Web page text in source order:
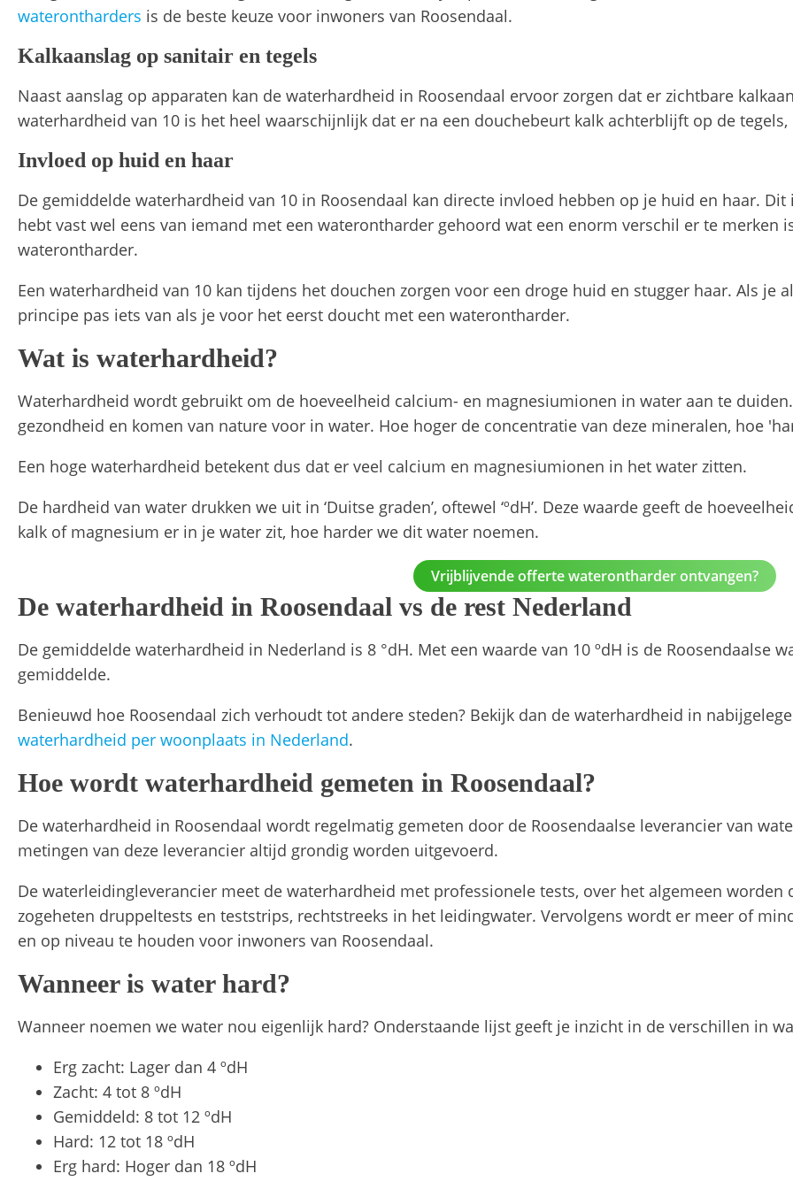
waterontharders is de beste keuze voor inwoners van Roosendaal.
Kalkaanslag op sanitair en tegels
Naast aanslag op apparaten kan de waterhardheid in Roosendaal ervoor zorgen dat er zichtbare
waterhardheid van 10 is het heel waarschijnlijk dat er na een douchebeurt kalk achterblijft op de
Invloed op huid en haar
De gemiddelde waterhardheid van 10 in Roosendaal kan directe invloed hebben op je huid en haar.
hebt vast wel eens van iemand met een waterontharder gehoord wat een enorm verschil er te merken
waterontharder.
Een waterhardheid van 10 kan tijdens het douchen zorgen voor een droge huid en stugger haar. Als
principe pas iets van als je voor het eerst doucht met een waterontharder.
Wat is waterhardheid?
Waterhardheid wordt gebruikt om de hoeveelheid calcium- en magnesiumionen in water aan te
gezondheid en komen van nature voor in water. Hoe hoger de concentratie van deze mineralen, hoe
Een hoge waterhardheid betekent dus dat er veel calcium en magnesiumionen in het water zitten.
De hardheid van water drukken we uit in ‘Duitse graden’, oftewel ‘ºdH’. Deze waarde geeft de
kalk of magnesium er in je water zit, hoe harder we dit water noemen.
Vrijblijvende offerte waterontharder ontvangen?
De waterhardheid in Roosendaal vs de rest Nederland
De gemiddelde waterhardheid in Nederland is 8 °dH. Met een waarde van 10 ºdH is de Roosendaalse
gemiddelde.
Benieuwd hoe Roosendaal zich verhoudt tot andere steden? Bekijk dan de waterhardheid in
waterhardheid per woonplaats in Nederland.
Hoe wordt waterhardheid gemeten in Roosendaal?
De waterhardheid in Roosendaal wordt regelmatig gemeten door de Roosendaalse leverancier van
metingen van deze leverancier altijd grondig worden uitgevoerd.
De waterleidingleverancier meet de waterhardheid met professionele tests, over het algemeen worden
zogeheten druppeltests en teststrips, rechtstreeks in het leidingwater. Vervolgens wordt er meer of
en op niveau te houden voor inwoners van Roosendaal.
Wanneer is water hard?
Wanneer noemen we water nou eigenlijk hard? Onderstaande lijst geeft je inzicht in de verschillen in
Erg zacht: Lager dan 4 ºdH
Zacht: 4 tot 8 ºdH
Gemiddeld: 8 tot 12 ºdH
Hard: 12 tot 18 ºdH
Erg hard: Hoger dan 18 ºdH